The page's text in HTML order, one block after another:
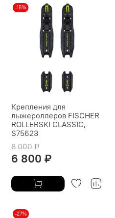
-15%
Крепления для
лыжероллеров FISCHER
ROLLERSKI CLASSIC,
S75623
8 000 ₽
6 800 ₽
-27%